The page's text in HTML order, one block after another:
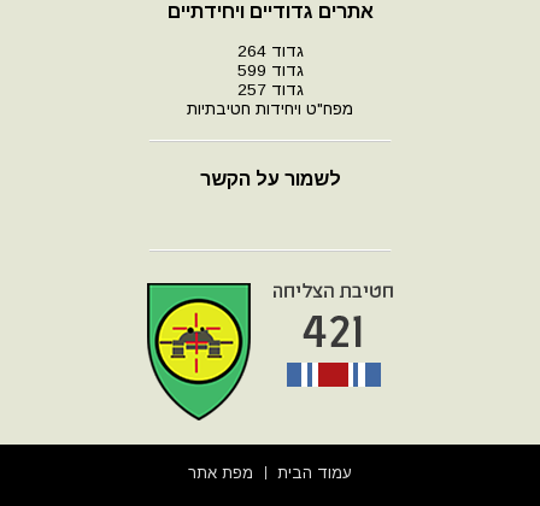
אתרים גדודיים ויחידתיים
גדוד 264
גדוד 599
גדוד 257
מפח"ט ויחידות חטיבתיות
לשמור על הקשר
עמוד הבית מפת אתר